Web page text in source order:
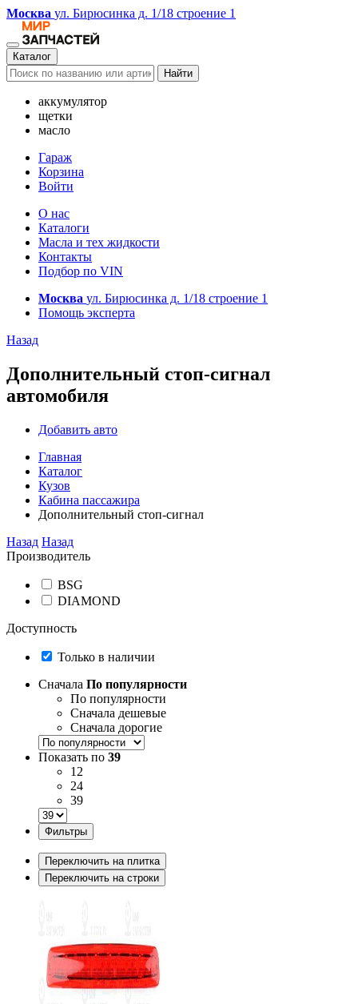
Москва ул. Бирюсинка д. 1/18 строение 1
Каталог
Найти
аккумулятор
щетки
масло
Гараж
Корзина
Войти
О нас
Каталоги
Масла и тех жидкости
Контакты
Подбор по VIN
Москва ул. Бирюсинка д. 1/18 строение 1
Помощь эксперта
Назад
Дополнительный стоп-сигнал
автомобиля
Добавить авто
Главная
Каталог
Кузов
Кабина пассажира
Дополнительный стоп-сигнал
Назад Назад
Производитель
BSG
DIAMOND
Доступность
Только в наличии
Сначала По популярности
По популярности
Сначала дешевые
Сначала дорогие
Показать по 39
12
24
39
Фильтры
Переключить на плитка
Переключить на строки